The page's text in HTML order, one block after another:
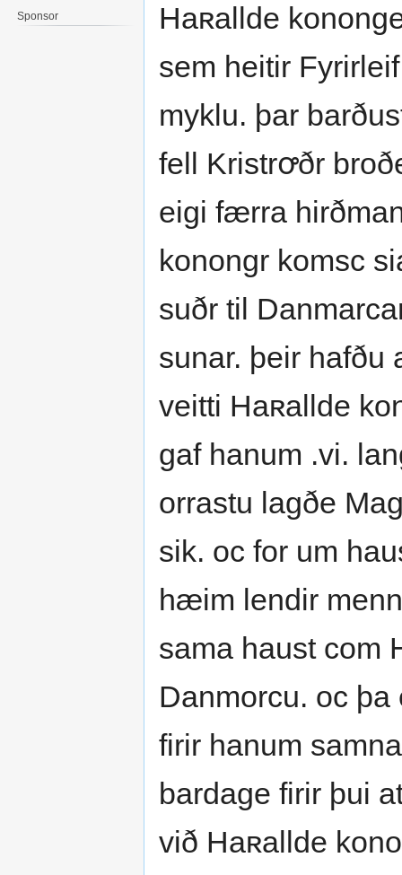
Haʀallde
sem heitir
myklu. þar
fell Kristrꝍðr
eigi færra
konongr komsc
suðr til
sunar. þeir hafðu
veitti Haʀallde
gaf hanum .vi.
orrastu lagðe
sik. oc for um
hæim lendir
sama haust com
Danmorcu. oc
firir hanum
bardage firir þui
við Haʀallde
Sponsor